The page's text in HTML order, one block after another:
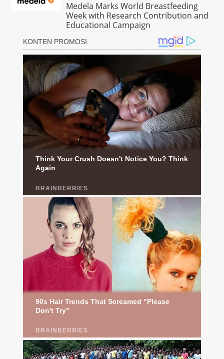
Medela Marks World Breastfeeding
Week with Research Contribution and
Educational Campaign